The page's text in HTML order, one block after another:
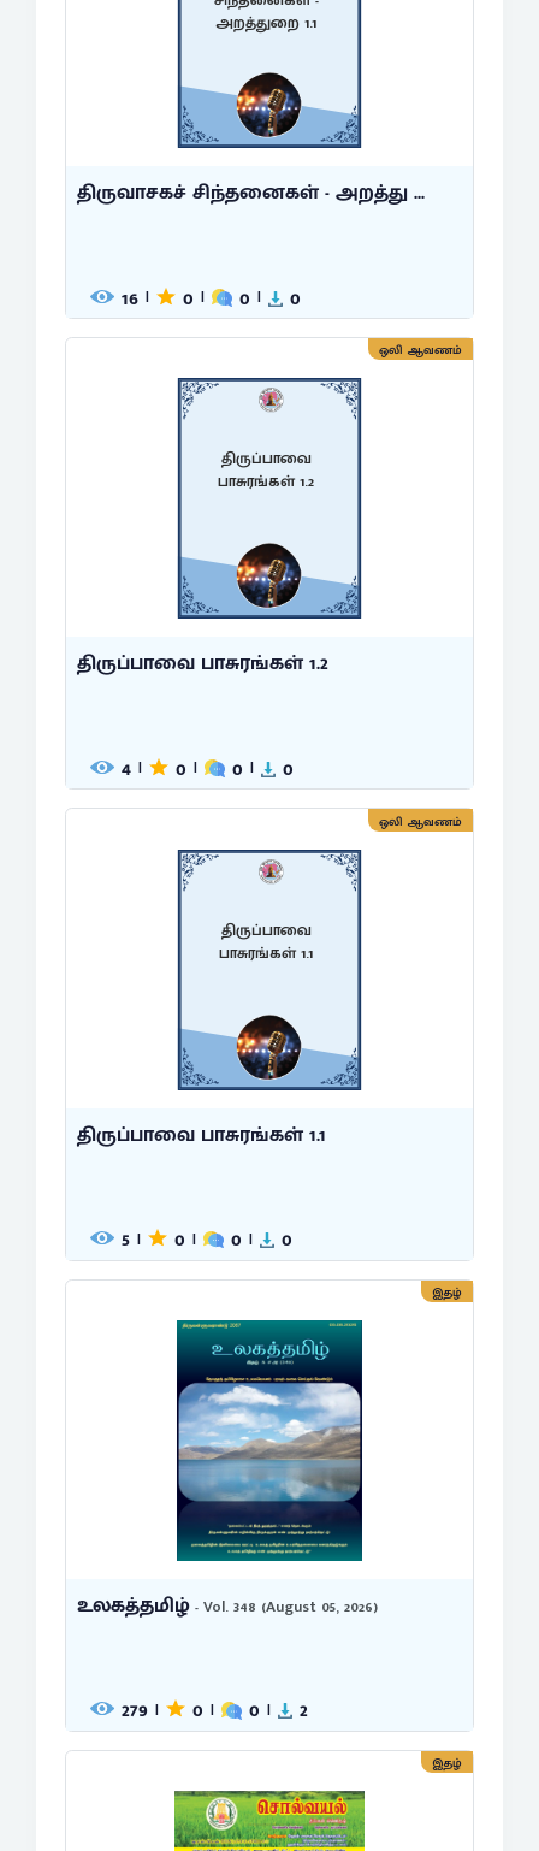
அறத்துறை 1.1
திருவாசகச் சிந்தனைகள் - அறத்து ...
16 | 0 | 0 | 0
ஒலி ஆவணம்
திருப்பாவை
பாசுரங்கள் 1.2
திருப்பாவை பாசுரங்கள் 1.2
4 | 0 | 0 | 0
ஒலி ஆவணம்
திருப்பாவை
பாசுரங்கள் 1.1
திருப்பாவை பாசுரங்கள் 1.1
5 | 0 | 0 | 0
இதழ்
உலகத்தமிழ்- Vol. 348 (August 05, 2026)
279 | 0 | 0 | 2
இதழ்